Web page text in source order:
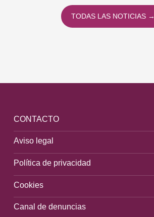
TODAS LAS NOTICIAS →
CONTACTO
Aviso legal
Política de privacidad
Cookies
Canal de denuncias